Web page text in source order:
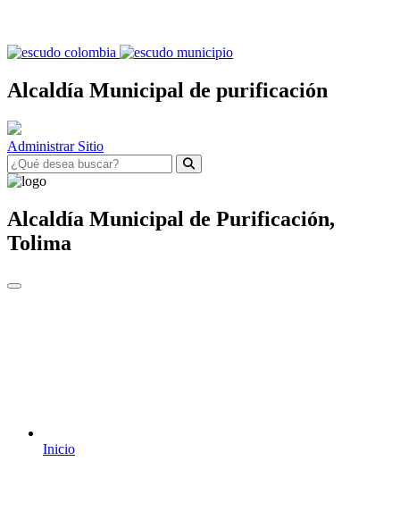
Alcaldía Municipal de purificación
Administrar Sitio
Alcaldía Municipal de Purificación,
Tolima
Inicio